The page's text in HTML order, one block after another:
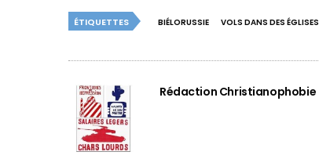
ÉTIQUETTES BIÉLORUSSIE VOLS DANS DES ÉGLISES
Rédaction Christianophobie